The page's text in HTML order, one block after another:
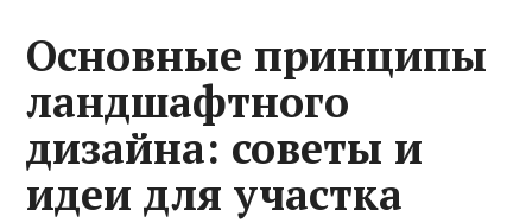
Основные принципы
ландшафтного
дизайна: советы и
идеи для участка